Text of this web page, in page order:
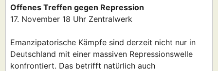
Offenes Treffen gegen Repression
17. November 18 Uhr Zentralwerk
Emanzipatorische Kämpfe sind derzeit nicht nur in
Deutschland mit einer massiven Repressionswelle
konfrontiert. Das betrifft natürlich auch